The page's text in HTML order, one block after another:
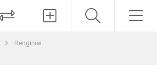
Renginiai